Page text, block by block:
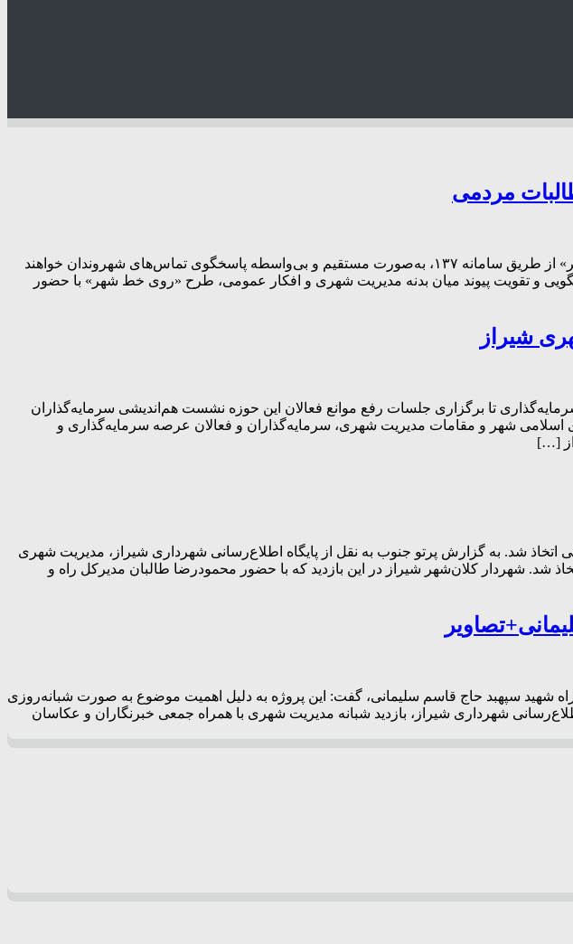
مردمی
هم‌زمان با تداوم رویکرد تعاملی مدیریت شهری شیراز، جمعی از مدیران شهری در قالب برنامه «روی خط شهر» از طریق سامانه ۱۳۷، به‌صورت مستقیم و بی‌واسطه پاسخگوی تماس‌های شهروندان خواهند
و تقویت پیوند میان بدنه مدیریت شهری و افکار عمومی، طرح «روی خط شهر» با حضور
شیراز
تا برگزاری جلسات رفع موانع فعالان این حوزه نشست هم‌اندیشی سرمایه‌گذاران
شهر و مقامات مدیریت شهری، سرمایه‌گذاران و فعالان عرصه سرمایه‌گذاری و
[…]
پروژه‌های منطقه ۳ شهرداری بازدید و طی آن تصمیماتی اتخاذ شد. به گزارش پرتو جنوب به نقل از پایگاه اطلاع‌رسانی شهرداری شیراز، مدیریت شهری
این بررسی میدانی تصمیماتی اتخاذ شد. شهردار کلان‌شهر شیراز در این بازدید که با حضور محمودرضا طالبان مدیرکل راه و
شهید سپهبد حاج قاسم سلیمانی، گفت: این پروژه به دلیل اهمیت موضوع به صورت شبانه‌روزی
شهرداری شیراز، بازدید شبانه مدیریت شهری با همراه جمعی خبرنگاران و عکاسان